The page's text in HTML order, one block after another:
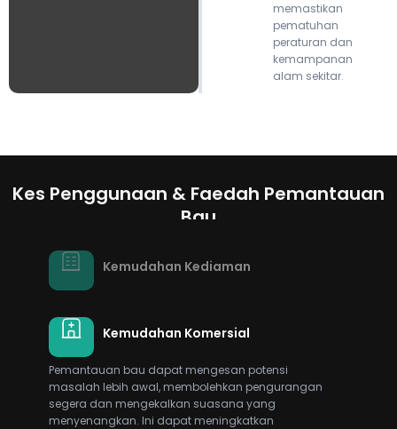
memastikan
pematuhan
peraturan dan
kemampanan
alam sekitar.
Kes Penggunaan & Faedah Pemantauan
Bau
Kemudahan Kediaman
Kemudahan Komersial
Pemantauan bau dapat mengesan potensi
masalah lebih awal, membolehkan pengurangan
segera dan mengekalkan suasana yang
menyenangkan. Ini dapat meningkatkan